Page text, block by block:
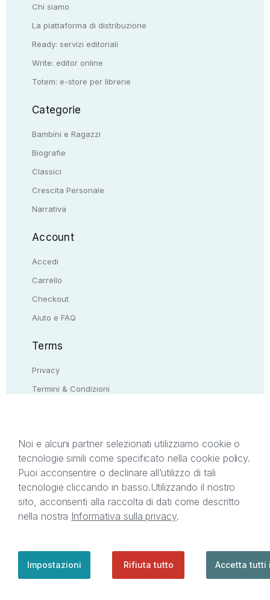
Chi siamo
La piattaforma di distribuzione
Ready: servizi editoriali
Write: editor online
Totem: e-store per librerie
Categorie
Bambini e Ragazzi
Biografie
Classici
Crescita Personale
Narrativa
Account
Accedi
Carrello
Checkout
Aiuto e FAQ
Terms
Privacy
Termini & Condizioni
Il presente sito web è di proprietà di StreetLib S.r.l.
titolare di tutti i diritti di proprietà intellettuale
afferenti ai marchi, loghi e segni distintivi presenti
sul sito web. Si invita l’utente a prendere visione
support@streetlib.com
Noi e alcuni partner selezionati utilizziamo cookie o
tecnologie simili come specificato nella cookie policy.
Puoi acconsentire o declinare all’utilizzo di tali
tecnologie cliccando in basso.Utilizzando il nostro
sito, acconsenti alla raccolta di dati come descritto
nella nostra Informativa sulla privacy.
Impostazioni Rifiuta tutto Accetta tutti